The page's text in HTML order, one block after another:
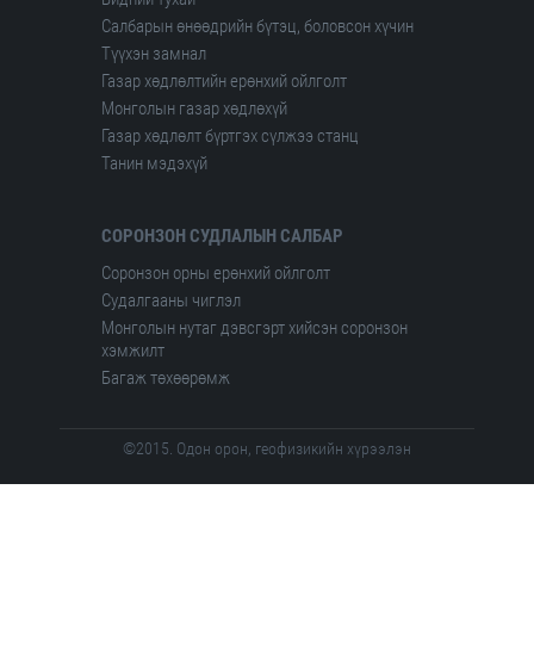
Салбарын өнөөдрийн бүтэц, боловсон хүчин
Түүхэн замнал
Газар хөдлөлтийн ерөнхий ойлголт
Монголын газар хөдлөхүй
Газар хөдлөлт бүртгэх сүлжээ станц
Танин мэдэхүй
СОРОНЗОН СУДЛАЛЫН САЛБАР
Соронзон орны ерөнхий ойлголт
Судалгааны чиглэл
Монголын нутаг дэвсгэрт хийсэн соронзон
хэмжилт
Багаж төхөөрөмж
©2015. Одон орон, геофизикийн хүрээлэн